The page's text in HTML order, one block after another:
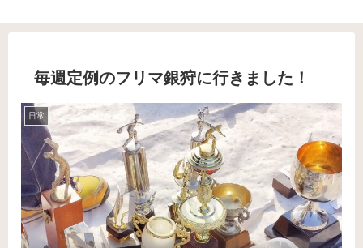
毎週定例のフリマ銀狩に行きました！
日常